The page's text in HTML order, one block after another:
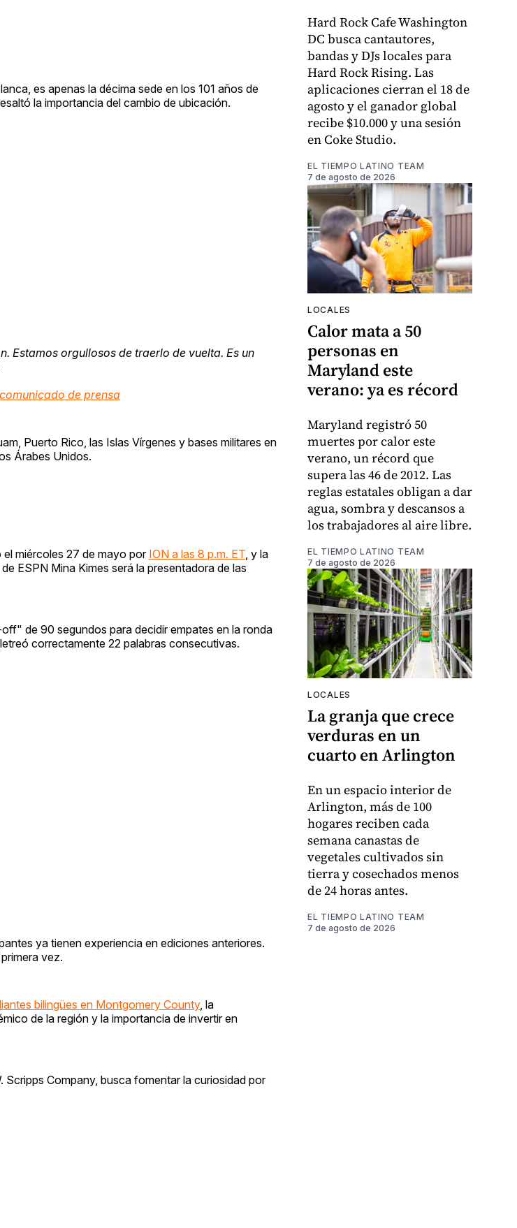
es apenas la décima sede en los 101 años de
la importancia del cambio de ubicación.
Estamos orgullosos de traerlo de vuelta. Es un
de prensa
Puerto Rico, las Islas Vírgenes y bases militares en
Árabes Unidos.
el miércoles 27 de mayo porION a las 8 p.m. ET , y la
ESPN Mina Kimes será la presentadora de las
de 90 segundos para decidir empates en la ronda
correctamente 22 palabras consecutivas.
ya tienen experiencia en ediciones anteriores.
vez.
bilingües en Montgomery County, la
de la región y la importancia de invertir en
Scripps Company, busca fomentar la curiosidad por
Hard Rock Cafe Washington
DC busca cantautores,
bandas y DJs locales para
Hard Rock Rising. Las
aplicaciones cierran el 18 de
agosto y el ganador global
recibe $10.000 y una sesión
en Coke Studio.
EL TIEMPO LATINO TEAM
7 de agosto de 2026
LOCALES
Calor mata a 50
personas en
Maryland este
verano: ya es récord
Maryland registró 50
muertes por calor este
verano, un récord que
supera las 46 de 2012. Las
reglas estatales obligan a dar
agua, sombra y descansos a
los trabajadores al aire libre.
EL TIEMPO LATINO TEAM
7 de agosto de 2026
LOCALES
La granja que crece
verduras en un
cuarto en Arlington
En un espacio interior de
Arlington, más de 100
hogares reciben cada
semana canastas de
vegetales cultivados sin
tierra y cosechados menos
de 24 horas antes.
EL TIEMPO LATINO TEAM
7 de agosto de 2026